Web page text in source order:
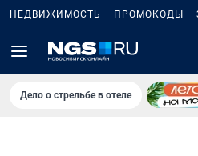
НЕДВИЖИМОСТЬ ПРОМОКОДЫ
Дело о стрельбе в отеле